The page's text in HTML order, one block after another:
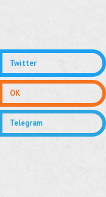
Twitter
OK
Telegram